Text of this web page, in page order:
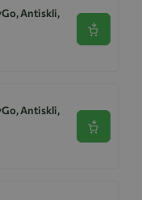
Antiskli,
Se
Antiskli,
Se